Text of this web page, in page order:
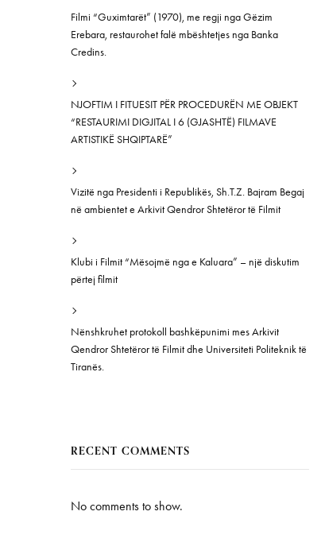
Filmi “Guximtarët” (1970), me regji nga Gëzim
Erebara, restaurohet falë mbështetjes nga Banka
Credins.
NJOFTIM I FITUESIT PËR PROCEDURËN ME OBJEKT
“RESTAURIMI DIGJITAL I 6 (GJASHTË) FILMAVE
ARTISTIKË SHQIPTARË”
Vizitë nga Presidenti i Republikës, Sh.T.Z. Bajram Begaj
në ambientet e Arkivit Qendror Shtetëror të Filmit
Klubi i Filmit “Mësojmë nga e Kaluara” – një diskutim
përtej filmit
Nënshkruhet protokoll bashkëpunimi mes Arkivit
Qendror Shtetëror të Filmit dhe Universiteti Politeknik të
Tiranës.
RECENT COMMENTS
No comments to show.